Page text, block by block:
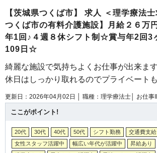
【茨城県つくば市】 求人 ＜理学療法
つくば市の有料介護施設】月給２６万
年1回♪４週８休シフト制☆賞与年2回3
109日☆
綺麗な施設で気持ちよくお仕事が出来ます
休日はしっかり取れるのでプライベート
更新日：2026年04月02日 │ 職種：理学療法士│ お仕事
ここがポイント!
20代 30代 40代 50代 シフト勤務 交通費支給
女性スタッフ活躍中
幅広い年代が活躍中 昇給あり